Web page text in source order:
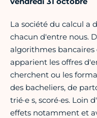
La société du calcul a
chacun d'entre nous.
algorithmes bancaires
apparient les offres
cherchent ou les
des bacheliers, de
trié·e s, scoré·es. Loin
effets notamment et